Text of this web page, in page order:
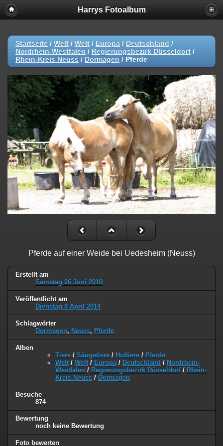
Harrys Fotoalbum
Startseite / Welt / Welt / Europa / Deutschland /
Nordrhein-Westfalen / Regierungsbezirk Düsseldorf /
Rhein-Kreis Neuss / Dormagen / Pferde
Pferde auf einer Weide bei Uedesheim (Neuss)
Erstellt am
Samstag 26 Juni 2010
Veröffentlicht am
Dienstag 8 April 2014
Schlagwörter
Dormagen, Neuss, Pferde
Alben
Tiere / Säugetiere / Huftiere / Pferde
Welt / Welt / Europa / Deutschland / Nordrhein-
Westfalen / Regierungsbezirk Düsseldorf/ Rhein-
Kreis Neuss / Dormagen
Besuche
874
Bewertung
noch keine Bewertung
Foto bewerten